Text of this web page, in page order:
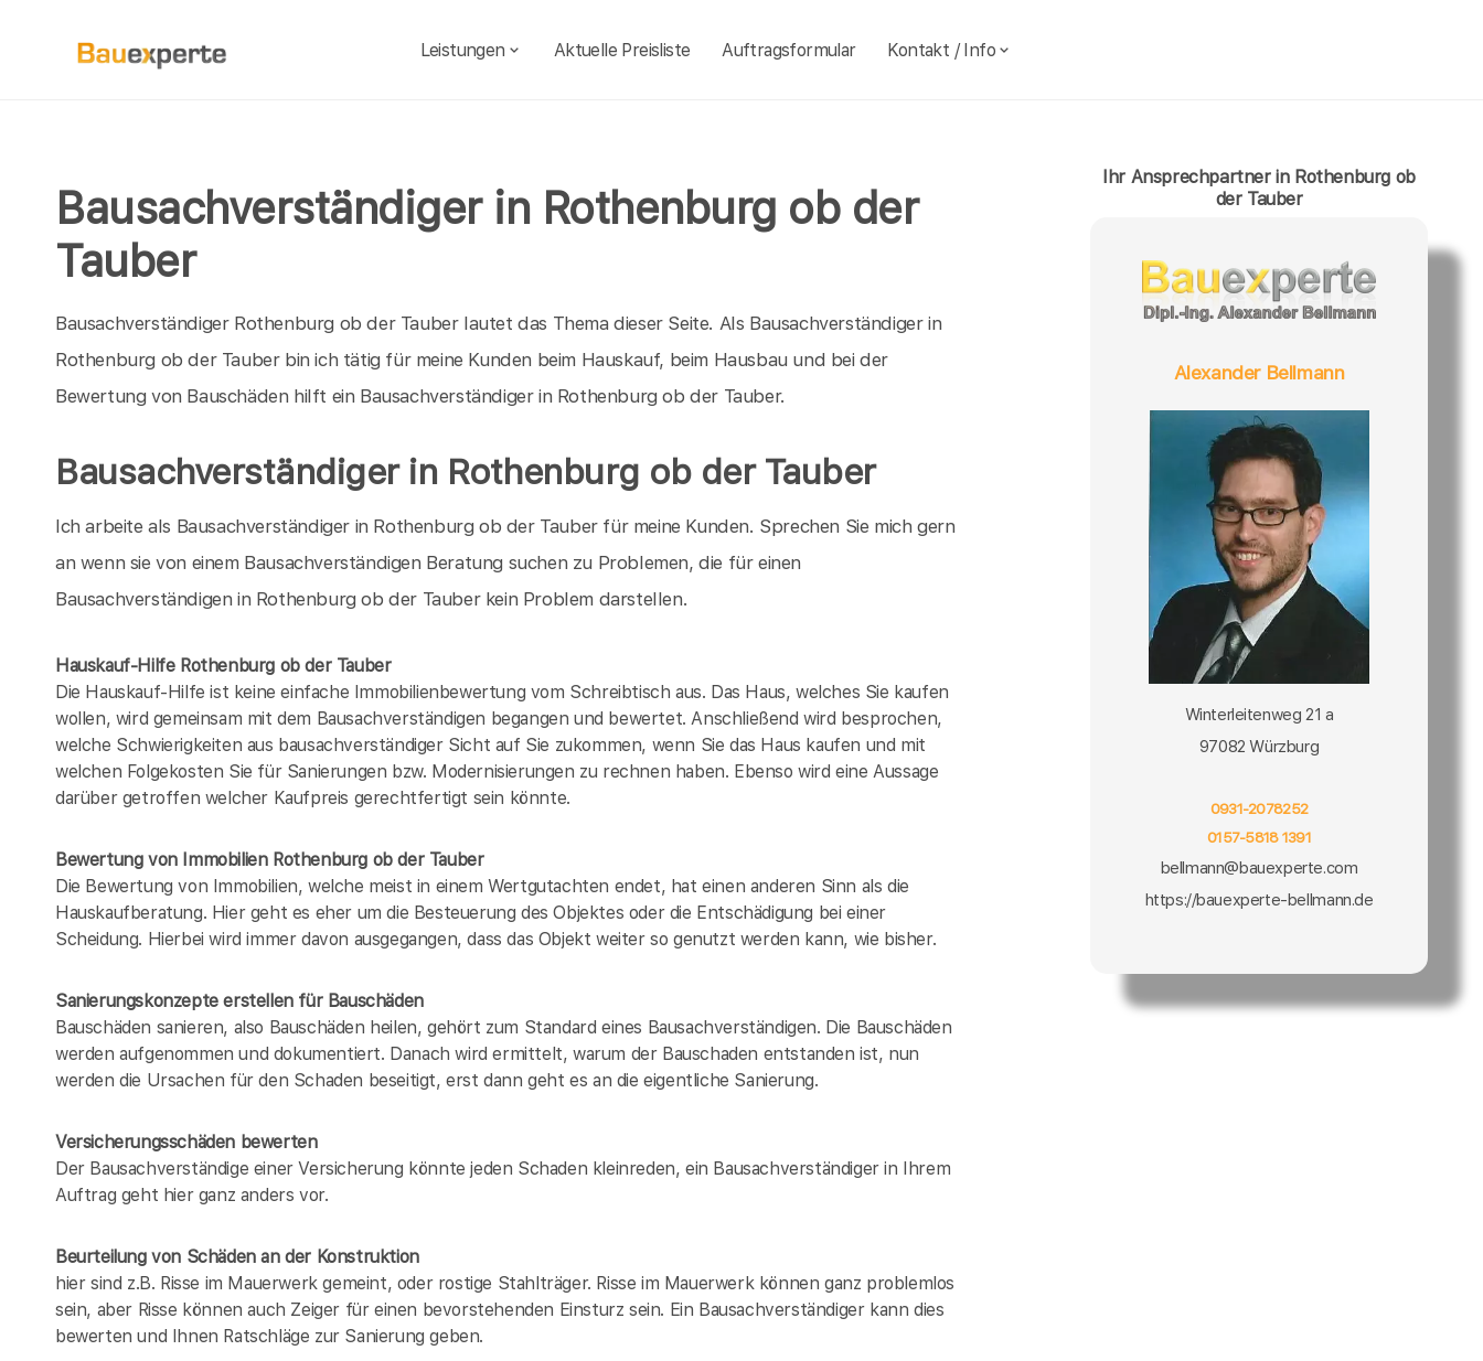
Leistungen Aktuelle Preisliste Auftragsformular Kontakt / Info
Bausachverständiger in Rothenburg ob der
Tauber
Bausachverständiger Rothenburg ob der Tauber lautet das Thema dieser Seite. Als Bausachverständiger in
Rothenburg ob der Tauber bin ich tätig für meine Kunden beim Hauskauf, beim Hausbau und bei der
Bewertung von Bauschäden hilft ein Bausachverständiger in Rothenburg ob der Tauber.
Bausachverständiger in Rothenburg ob der Tauber
Ich arbeite als Bausachverständiger in Rothenburg ob der Tauber für meine Kunden. Sprechen Sie mich gern
an wenn sie von einem Bausachverständigen Beratung suchen zu Problemen, die für einen
Bausachverständigen in Rothenburg ob der Tauber kein Problem darstellen.
Hauskauf-Hilfe Rothenburg ob der Tauber
Die Hauskauf-Hilfe ist keine einfache Immobilienbewertung vom Schreibtisch aus. Das Haus, welches Sie kaufen
wollen, wird gemeinsam mit dem Bausachverständigen begangen und bewertet. Anschließend wird besprochen,
welche Schwierigkeiten aus bausachverständiger Sicht auf Sie zukommen, wenn Sie das Haus kaufen und mit
welchen Folgekosten Sie für Sanierungen bzw. Modernisierungen zu rechnen haben. Ebenso wird eine Aussage
darüber getroffen welcher Kaufpreis gerechtfertigt sein könnte.
Bewertung von Immobilien Rothenburg ob der Tauber
Die Bewertung von Immobilien, welche meist in einem Wertgutachten endet, hat einen anderen Sinn als die
Hauskaufberatung. Hier geht es eher um die Besteuerung des Objektes oder die Entschädigung bei einer
Scheidung. Hierbei wird immer davon ausgegangen, dass das Objekt weiter so genutzt werden kann, wie bisher.
Sanierungskonzepte erstellen für Bauschäden
Bauschäden sanieren, also Bauschäden heilen, gehört zum Standard eines Bausachverständigen. Die Bauschäden
werden aufgenommen und dokumentiert. Danach wird ermittelt, warum der Bauschaden entstanden ist, nun
werden die Ursachen für den Schaden beseitigt, erst dann geht es an die eigentliche Sanierung.
Versicherungsschäden bewerten
Der Bausachverständige einer Versicherung könnte jeden Schaden kleinreden, ein Bausachverständiger in Ihrem
Auftrag geht hier ganz anders vor.
Beurteilung von Schäden an der Konstruktion
hier sind z.B. Risse im Mauerwerk gemeint, oder rostige Stahlträger. Risse im Mauerwerk können ganz problemlos
sein, aber Risse können auch Zeiger für einen bevorstehenden Einsturz sein. Ein Bausachverständiger kann dies
bewerten und Ihnen Ratschläge zur Sanierung geben.
Ihr Ansprechpartner in Rothenburg ob
der Tauber
Alexander Bellmann
Winterleitenweg 21 a
97082 Würzburg
0931-2078252
0157-5818 1391
bellmann@bauexperte.com
https://bauexperte-bellmann.de